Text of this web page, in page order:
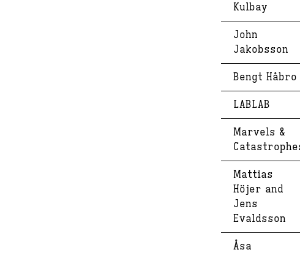
Kulbay
John
Jakobsson
Bengt Håbro
LABLAB
Marvels &
Mattias
Höjer and
Jens
Evaldsson
Åsa